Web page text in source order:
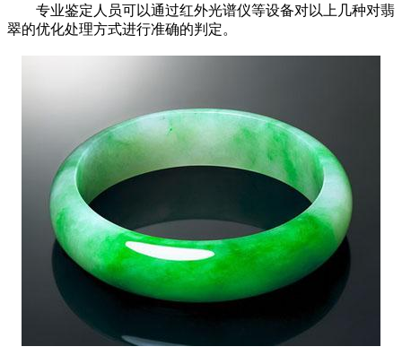
专业鉴定人员可以通过红外光谱仪等设备对以上几种对翡
翠的优化处理方式进行准确的判定。